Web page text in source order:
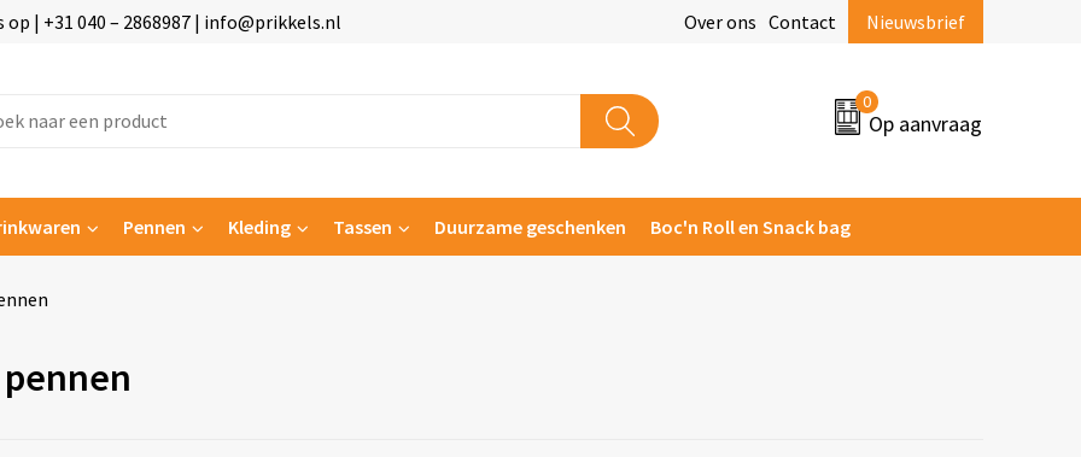
| +31 040 – 2868987 | info@prikkels.nl Over ons Contact Nieuwsbrief
0
Op aanvraag
Pennen Kleding Tassen Duurzame geschenken Boc'n Roll en Snack bag